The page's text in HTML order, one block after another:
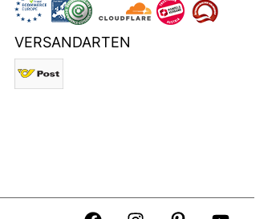
VERSANDARTEN